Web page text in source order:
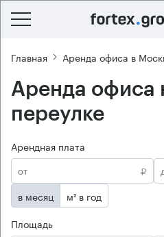
Главная Аренда офиса в
Аренда офиса
переулке
Арендная плата
₽
в месяц
м² в год
Площадь